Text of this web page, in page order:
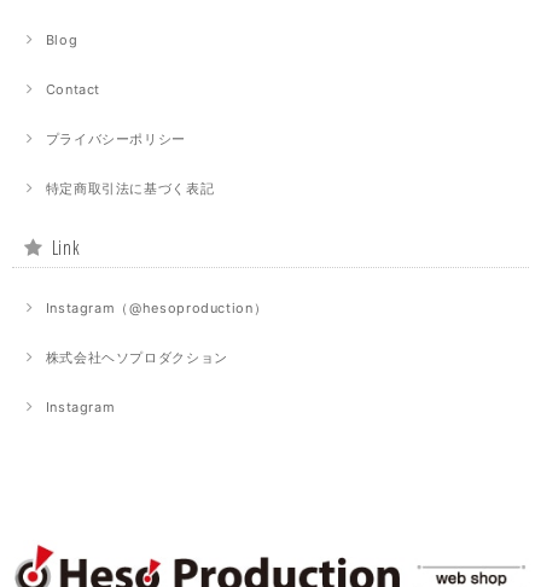
Blog
Contact
プライバシーポリシー
特定商取引法に基づく表記
Link
Instagram（@hesoproduction）
株式会社ヘソプロダクション
Instagram